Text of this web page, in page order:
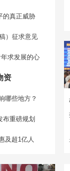
的真正威胁
）征求意见
求发展的心
资
哪些地方？
布重磅规划
及超1亿人